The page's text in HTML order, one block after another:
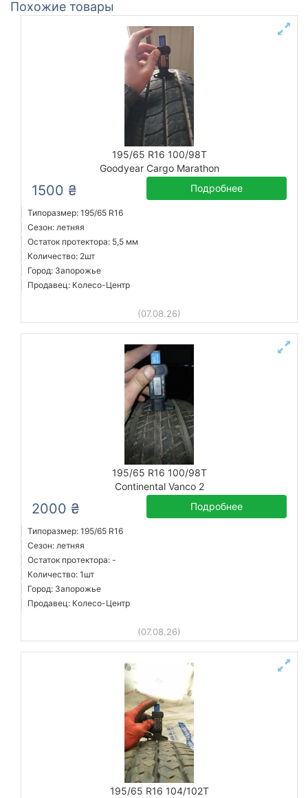
Похожие товары
195/65 R16 100/98T
Goodyear Cargo Marathon
1500 ₴ Подробнее
Типоразмер: 195/65 R16
Сезон: летняя
Остаток протектора: 5,5 мм
Количество: 2шт
Город: Запорожье
Продавец: Колесо-Центр
(07.08.26)
195/65 R16 100/98T
Continental Vanco 2
2000 ₴ Подробнее
Типоразмер: 195/65 R16
Сезон: летняя
Остаток протектора: -
Количество: 1шт
Город: Запорожье
Продавец: Колесо-Центр
(07.08.26)
195/65 R16 104/102T